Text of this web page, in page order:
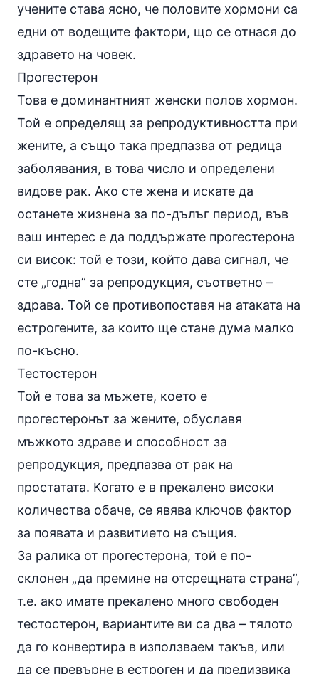
учените става ясно, че половите хормони са
едни от водещите фактори, що се отнася до
здравето на човек.
Прогестерон
Това е доминантният женски полов хормон.
Той е определящ за репродуктивността при
жените, а също така предпазва от редица
заболявания, в това число и определени
видове рак. Ако сте жена и искате да
останете жизнена за по-дълъг период, във
ваш интерес е да поддържате прогестерона
си висок: той е този, който дава сигнал, че
сте „годна” за репродукция, съответно –
здрава. Той се противопоставя на атаката на
естрогените, за които ще стане дума малко
по-късно.
Тестостерон
Той е това за мъжете, което е
прогестеронът за жените, обуславя
мъжкото здраве и способност за
репродукция, предпазва от рак на
простатата. Когато е в прекалено високи
количества обаче, се явява ключов фактор
за появата и развитието на същия.
За ралика от прогестерона, той е по-
склонен „да премине на отсрещната страна”,
т.е. ако имате прекалено много свободен
тестостерон, вариантите ви са два – тялото
да го конвертира в използваем такъв, или
да се превърне в естроген и да предизвика